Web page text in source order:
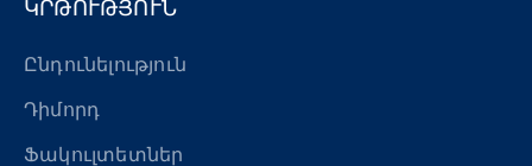
ԿՐԹՈՒԹՅՈՒՆ
Ընդունելություն
Դիմորդ
Ֆակուլտետներ